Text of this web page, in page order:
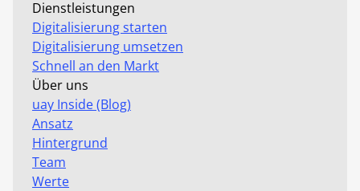
Dienstleistungen
Digitalisierung starten
Digitalisierung umsetzen
Schnell an den Markt
Über uns
uay Inside (Blog)
Ansatz
Hintergrund
Team
Werte